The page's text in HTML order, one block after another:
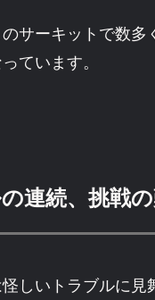
サーキットで数
ています。
連続、挑戦
しいトラブルに